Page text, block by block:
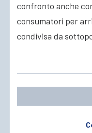
confronto anche
consumatori per
condivisa da